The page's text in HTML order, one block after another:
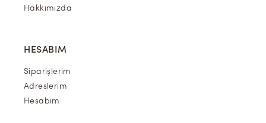
Hakkımızda
HESABIM
Siparişlerim
Adreslerim
Hesabım